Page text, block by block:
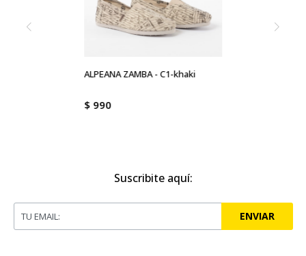
ALPEANA ZAMBA - C1-khaki
$ 990
Suscribite aquí:
ENVIAR